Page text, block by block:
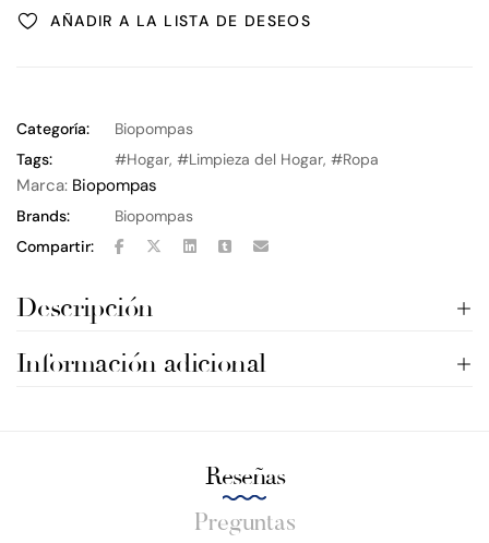
AÑADIR A LA LISTA DE DESEOS
Categoría:
Biopompas
Tags:
Hogar, Limpieza del Hogar, Ropa
Marca: Biopompas
Brands:
Biopompas
Compartir:
Descripción
Información adicional
Reseñas
Preguntas